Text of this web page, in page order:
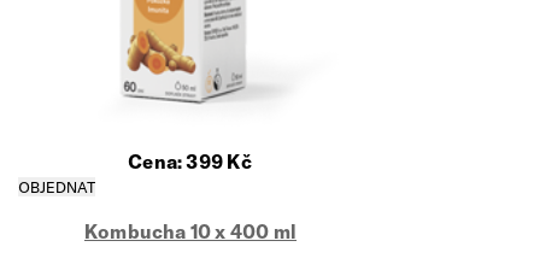
Cena:399 Kč
Kombucha 10 x 400 ml